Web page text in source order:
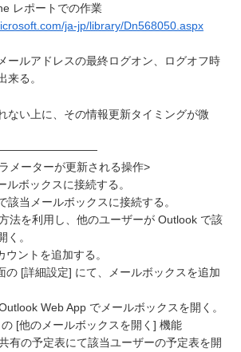
レポートでの作業
ja-jp/library/Dn568050.aspx
ールアドレスの最終ログオン、ログオフ時
来る。
ない上に、その情報更新タイミングが微
メーターが更新される操作>
ボックスに接続する。
該当メールボックスに接続する。
法を利用し、他のユーザーが Outlook で該
く。
ントを追加する。
の [詳細設定] にて、メールボックスを追加
Web App でメールボックスを開く。
[他のメールボックスを開く] 機能
有の予定表にて該当ユーザーの予定表を開